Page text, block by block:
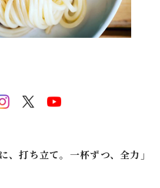
、打ち立て。一杯ずつ、全力」